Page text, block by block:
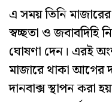
এ সময় তিনি
স্বচ্ছতা ও জবাবদিহি
ঘোষণা দেন। এরই
মাজারে থাকা আগের
দানবাক্স স্থাপন করা